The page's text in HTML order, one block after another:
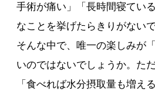
手術が痛い」「長時間寝てい
なことを挙げたらきりがないで
そんな中で、唯一の楽しみが
いのではないでしょうか。た
「食べれば水分摂取量も増え